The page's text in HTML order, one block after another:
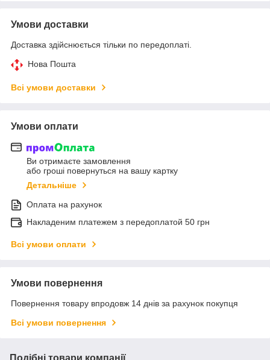
Умови доставки
Доставка здійснюється тільки по передоплаті.
Нова Пошта
Всі умови доставки
Умови оплати
Ви отримаєте замовлення
або гроші повернуться на вашу картку
Детальніше
Оплата на рахунок
Накладеним платежем з передоплатой 50 грн
Всі умови оплати
Умови повернення
Повернення товару впродовж 14 днів за рахунок покупця
Всі умови повернення